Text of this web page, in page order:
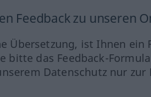
Feedback zu unseren
Übersetzung, ist Ihnen ein
bitte das Feedback-
Datenschutz nur